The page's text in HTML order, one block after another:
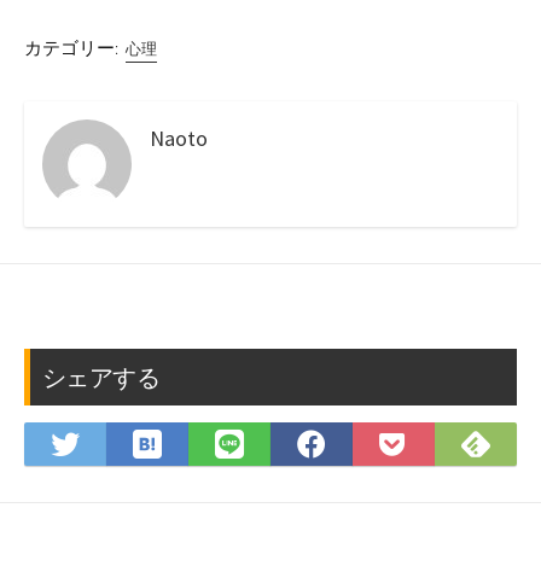
カテゴリー: 心理
Naoto
シェアする
Twitter
で
は
て
LINE
で
Facebook
で
Pocket
に
で